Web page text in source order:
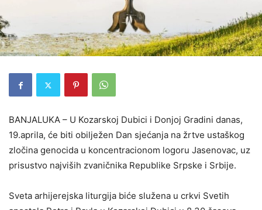
BANJALUKA – U Kozarskoj Dubici i Donjoj Gradini danas,
19.aprila, će biti obilježen Dan sjećanja na žrtve ustaškog
zločina genocida u koncentracionom logoru Jasenovac, uz
prisustvo najviših zvaničnika Republike Srpske i Srbije.
Sveta arhijerejska liturgija biće služena u crkvi Svetih